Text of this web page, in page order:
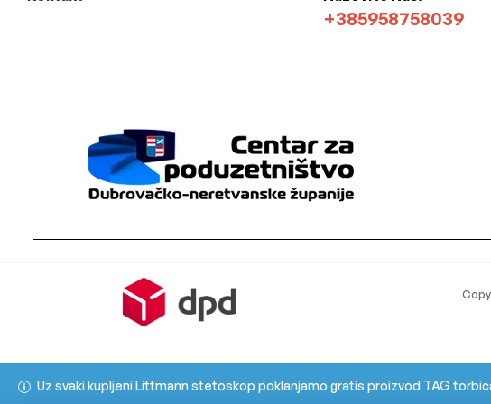
Uz svaki kupljeni Littmann stetoskop poklanjamo gratis proizvod TAG
+385958758039